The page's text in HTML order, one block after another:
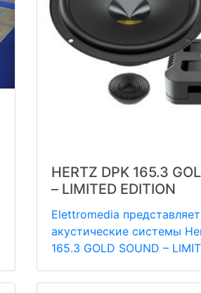
HERTZ DPK 165.3
– LIMITED EDITION
Elettromedia
акустические системы
165.3 GOLD SOUND –